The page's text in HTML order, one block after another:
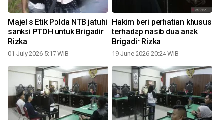
Majelis Etik Polda NTB jatuhi
sanksi PTDH untuk Brigadir
Rizka
01 July 2026 5:17 WIB
Hakim beri perhatian khusus
terhadap nasib dua anak
Brigadir Rizka
19 June 2026 20:24 WIB